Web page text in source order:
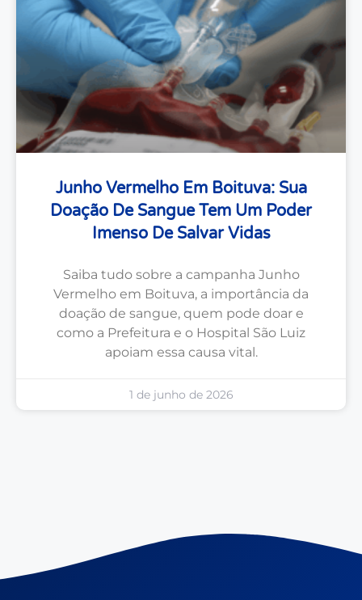
Junho Vermelho Em Boituva: Sua
Doação De Sangue Tem Um Poder
Imenso De Salvar Vidas
Saiba tudo sobre a campanha Junho
Vermelho em Boituva, a importância da
doação de sangue, quem pode doar e
como a Prefeitura e o Hospital São Luiz
apoiam essa causa vital.
1 de junho de 2026